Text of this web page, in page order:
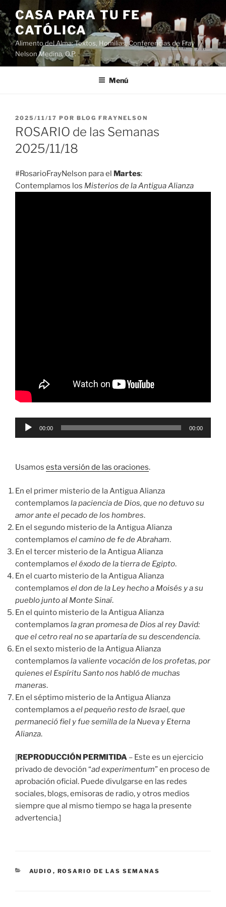
Saltar
al
contenido
CASA PARA TU FE
CATÓLICA
Alimento del Alma: Textos, Homilias, Conferencias de Fray
Nelson Medina, O.P.
Menú
PUBLICADO
EL
2025/11/17 POR BLOG FRAYNELSON
ROSARIO de las Semanas
2025/11/18
#RosarioFrayNelson para el Martes:
Contemplamos los Misterios de la Antigua Alianza
Reproductor
00:00 00:00
Usamos esta versión de las oraciones.
En el primer misterio de la Antigua Alianza
contemplamos la paciencia de Dios, que no detuvo su
amor ante el pecado de los hombres.
En el segundo misterio de la Antigua Alianza
contemplamos el camino de fe de Abraham.
En el tercer misterio de la Antigua Alianza
contemplamos el éxodo de la tierra de Egipto.
En el cuarto misterio de la Antigua Alianza
contemplamos el don de la Ley hecho a Moisés y a su
pueblo junto al Monte Sinaí.
En el quinto misterio de la Antigua Alianza
contemplamos la gran promesa de Dios al rey David:
que el cetro real no se apartaría de su descendencia.
En el sexto misterio de la Antigua Alianza
contemplamos la valiente vocación de los profetas, por
quienes el Espíritu Santo nos habló de muchas
maneras.
En el séptimo misterio de la Antigua Alianza
contemplamos ael pequeño resto de Israel, que
permaneció fiel y fue semilla de la Nueva y Eterna
Alianza.
[REPRODUCCIÓN PERMITIDA – Este es un ejercicio
privado de devoción “ad experimentum” en proceso de
aprobación oficial. Puede divulgarse en las redes
sociales, blogs, emisoras de radio, y otros medios
siempre que al mismo tiempo se haga la presente
advertencia.]
CATEGORÍAS
AUDIO , ROSARIO DE LAS SEMANAS